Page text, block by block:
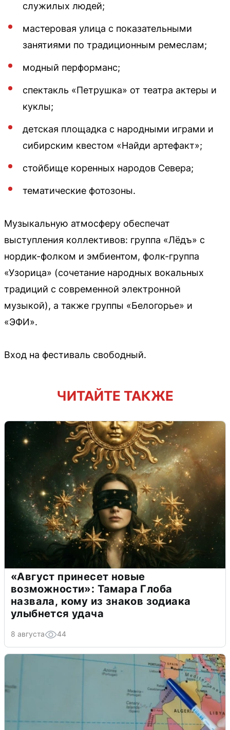
служилых людей;
мастеровая улица с показательными
занятиями по традиционным ремеслам;
модный перформанс;
спектакль «Петрушка» от театра актеры и
куклы;
детская площадка с народными играми и
сибирским квестом «Найди артефакт»;
стойбище коренных народов Севера;
тематические фотозоны.
Музыкальную атмосферу обеспечат
выступления коллективов: группа «Лёдъ» с
нордик-фолком и эмбиентом, фолк-группа
«Узорица» (сочетание народных вокальных
традиций с современной электронной
музыкой), а также группы «Белогорье» и
«ЭФИ».
Вход на фестиваль свободный.
ЧИТАЙТЕ ТАКЖЕ
«Август принесет новые
возможности»: Тамара Глоба
назвала, кому из знаков зодиака
улыбнется удача
8 августа 44